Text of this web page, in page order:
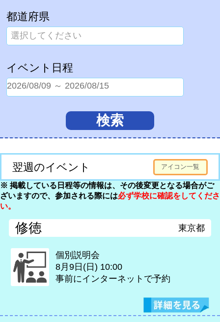
都道府県
選択してください
イベント日程
翌週のイベント アイコン一覧
※ 掲載している日程等の情報は、その後変更となる場合がご
ざいますので、参加される際には必ず学校に確認をしてくださ
い。
修徳 東京都
個別説明会
8月9日(日) 10:00
事前にインターネットで予約